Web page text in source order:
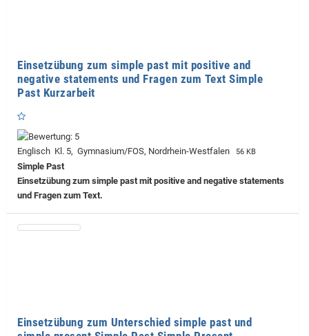
Einsetzübung zum simple past mit positive and
negative statements und Fragen zum Text Simple
Past Kurzarbeit
Englisch Kl. 5, Gymnasium/FOS, Nordrhein-Westfalen 56 KB
Simple Past
Einsetzübung zum simple past mit positive and negative statements
und Fragen zum Text.
Einsetzübung zum Unterschied simple past und